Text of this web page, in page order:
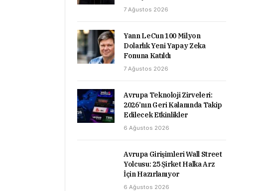
7 Ağustos 2026
Yann LeCun 100 Milyon
Dolarlık Yeni Yapay Zeka
Fonuna Katıldı
7 Ağustos 2026
Avrupa Teknoloji Zirveleri:
2026’nın Geri Kalanında Takip
Edilecek Etkinlikler
6 Ağustos 2026
Avrupa Girişimleri Wall Street
Yolcusu: 25 Şirket Halka Arz
İçin Hazırlanıyor
6 Ağustos 2026